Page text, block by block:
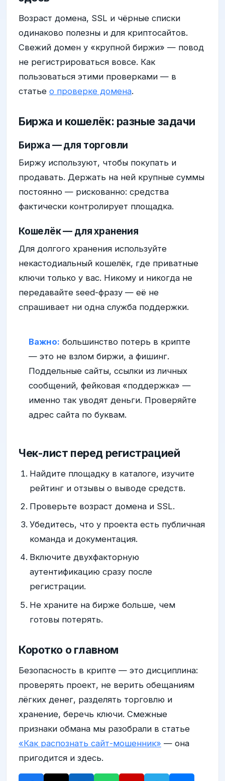
Возраст домена, SSL и чёрные списки
одинаково полезны и для криптосайтов.
Свежий домен у «крупной биржи» — повод
не регистрироваться вовсе. Как
пользоваться этими проверками — в
статье о проверке домена.
Биржа и кошелёк: разные задачи
Биржа — для торговли
Биржу используют, чтобы покупать и
продавать. Держать на ней крупные суммы
постоянно — рискованно: средства
фактически контролирует площадка.
Кошелёк — для хранения
Для долгого хранения используйте
некастодиальный кошелёк, где приватные
ключи только у вас. Никому и никогда не
передавайте seed-фразу — её не
спрашивает ни одна служба поддержки.
Важно: большинство потерь в крипте
— это не взлом биржи, а фишинг.
Поддельные сайты, ссылки из личных
сообщений, фейковая «поддержка» —
именно так уводят деньги. Проверяйте
адрес сайта по буквам.
Чек-лист перед регистрацией
Найдите площадку в каталоге, изучите
рейтинг и отзывы о выводе средств.
Проверьте возраст домена и SSL.
Убедитесь, что у проекта есть публичная
команда и документация.
Включите двухфакторную
аутентификацию сразу после
регистрации.
Не храните на бирже больше, чем
готовы потерять.
Коротко о главном
Безопасность в крипте — это дисциплина:
проверять проект, не верить обещаниям
лёгких денег, разделять торговлю и
хранение, беречь ключи. Смежные
признаки обмана мы разобрали в статье
«Как распознать сайт-мошенник» — она
пригодится и здесь.